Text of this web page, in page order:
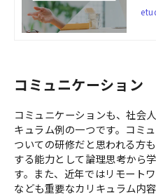
に
コミュニケーション
コミュニケーションも、社会
キュラム例の一つです。コミ
ついての研修だと思われる方
する能力として論理思考から
す。また、近年ではリモート
なども重要なカリキュラム内